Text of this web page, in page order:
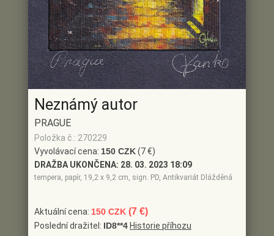
Neznámý autor
PRAGUE
Položka č.: 270229
Vyvolávací cena: 150 CZK(7 €)
DRAŽBA UKONČENA: 28. 03. 2023 18:09
tempera, papír, 19,2 x 9,2 cm, sign. PD, Antikvariát Dlážděná
Aktuální cena: 150 CZK (7 €)
Poslední dražitel: ID8**4 Historie příhozu